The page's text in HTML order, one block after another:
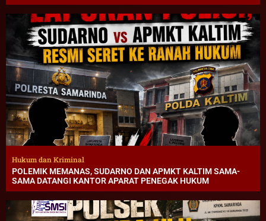
Hukum dan Kriminal
POLEMIK MEMANAS, SUDARNO DAN APMKT KALTIM SAMA-
SAMA DATANGI KANTOR APARAT PENEGAK HUKUM